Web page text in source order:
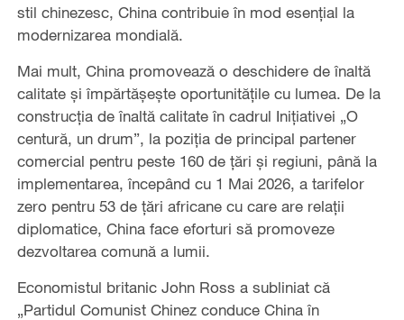
stil chinezesc, China contribuie în mod esențial la
modernizarea mondială.
Mai mult, China promovează o deschidere de înaltă
calitate și împărtășește oportunitățile cu lumea. De la
construcția de înaltă calitate în cadrul Inițiativei „O
centură, un drum”, la poziția de principal partener
comercial pentru peste 160 de țări și regiuni, până la
implementarea, începând cu 1 Mai 2026, a tarifelor
zero pentru 53 de țări africane cu care are relații
diplomatice, China face eforturi să promoveze
dezvoltarea comună a lumii.
Economistul britanic John Ross a subliniat că
„Partidul Comunist Chinez conduce China în